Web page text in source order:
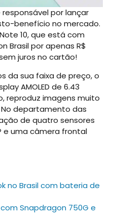
por lançar
benefício no mercado.
10, que está com
Brasil por apenas R$
juros no cartão!
da sua faixa de preço, o
AMOLED de 6.43
reproduz imagens muito
departamento das
de quatro sensores
e uma câmera frontal
no Brasil com bateria de
Snapdragon 750G e